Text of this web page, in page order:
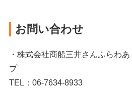
お問い合わせ
・株式会社商船三井さんふらわ
プ
TEL：06-7634-8933